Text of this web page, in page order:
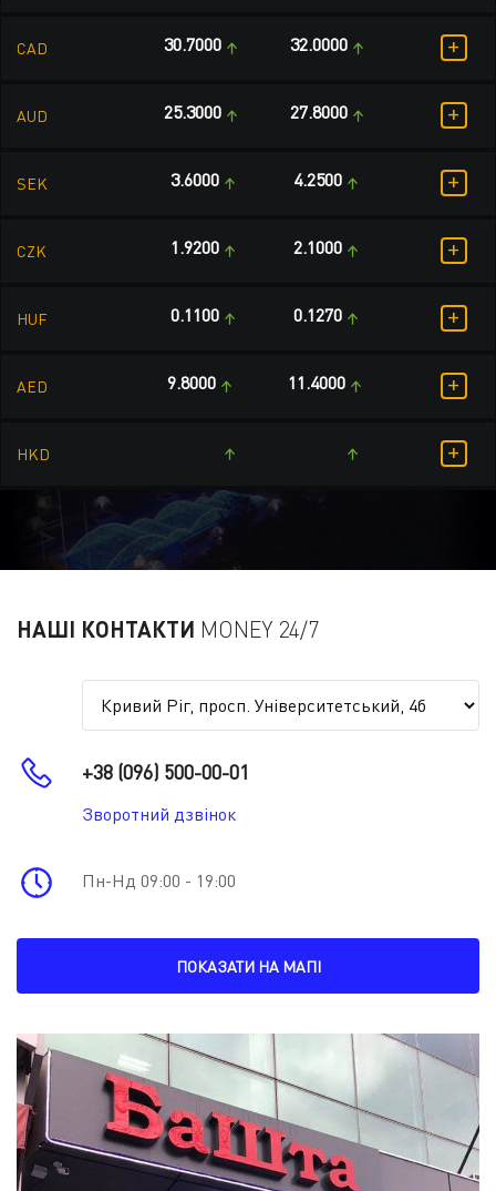
CAD 30.7000 32.0000 +
AUD 25.3000 27.8000 +
SEK 3.6000 4.2500 +
CZK 1.9200 2.1000 +
HUF 0.1100 0.1270 +
AED 9.8000 11.4000 +
HKD +
НАШІ КОНТАКТИ MONEY 24/7
+38 (096) 500-00-01
Зворотний дзвінок
Пн-Нд 09:00 - 19:00
ПОКАЗАТИ НА МАПІ